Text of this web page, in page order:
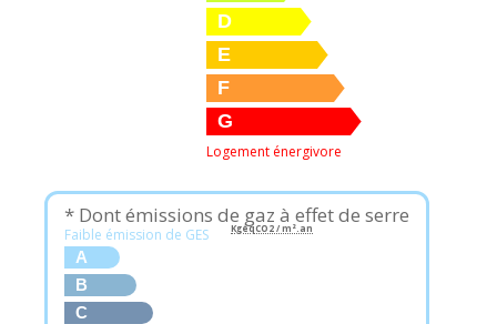
D
E
F
G
Logement énergivore
* Dont émissions de gaz à effet de serre
Faible émission de GES
A
B
C
KgéqCO2 / m².an